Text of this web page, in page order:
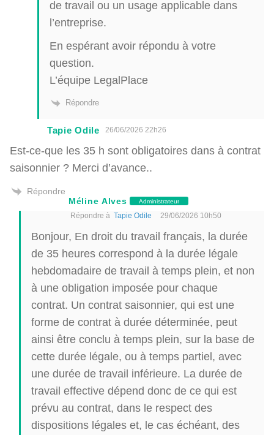
de travail ou un usage applicable dans
l’entreprise.
En espérant avoir répondu à votre
question.
L’équipe LegalPlace
Répondre
Tapie Odile 26/06/2026 22h26
Est-ce-que les 35 h sont obligatoires dans à contrat
saisonnier ? Merci d’avance..
Répondre
Méline Alves
Administrateur
Répondre à Tapie Odile 29/06/2026 10h50
Bonjour, En droit du travail français, la durée
de 35 heures correspond à la durée légale
hebdomadaire de travail à temps plein, et non
à une obligation imposée pour chaque
contrat. Un contrat saisonnier, qui est une
forme de contrat à durée déterminée, peut
ainsi être conclu à temps plein, sur la base de
cette durée légale, ou à temps partiel, avec
une durée de travail inférieure. La durée de
travail effective dépend donc de ce qui est
prévu au contrat, dans le respect des
dispositions légales et, le cas échéant, des